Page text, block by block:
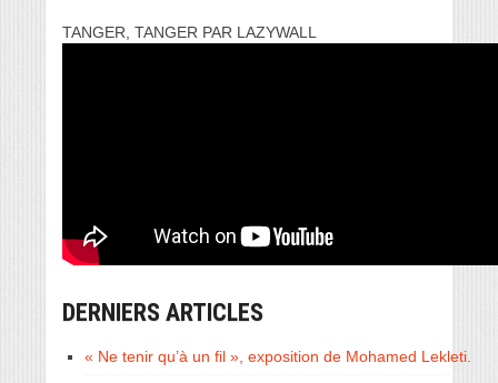
TANGER, TANGER PAR LAZYWALL
DERNIERS ARTICLES
« Ne tenir qu’à un fil », exposition de Mohamed Lekleti.